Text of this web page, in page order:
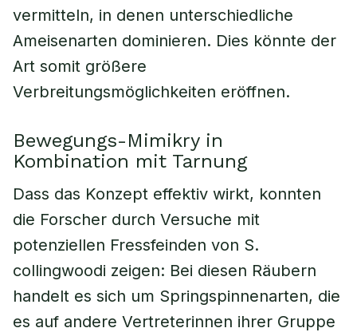
vermitteln, in denen unterschiedliche
Ameisenarten dominieren. Dies könnte der
Art somit größere
Verbreitungsmöglichkeiten eröffnen.
Bewegungs-Mimikry in
Kombination mit Tarnung
Dass das Konzept effektiv wirkt, konnten
die Forscher durch Versuche mit
potenziellen Fressfeinden von S.
collingwoodi zeigen: Bei diesen Räubern
handelt es sich um Springspinnenarten, die
es auf andere Vertreterinnen ihrer Gruppe